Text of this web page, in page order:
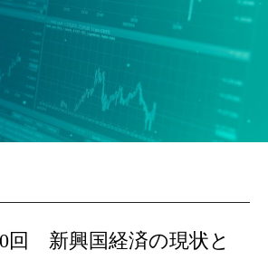
回 新興国経済の現状と